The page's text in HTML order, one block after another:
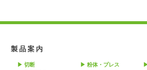
製品案内
切断 粉体・プレス